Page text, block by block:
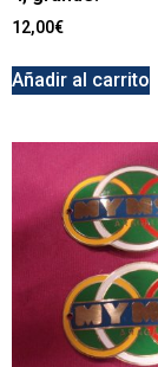
12,00€
Añadir al carrito